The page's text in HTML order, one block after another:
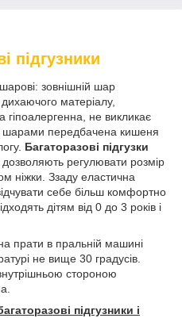
підгузники
зовнішній шар
матеріалу,
гіпоалергенна, не викликає
шарами передбачена кишеня
Багаторазові підгузки
регулювати розмір
ніжки. Ззаду еластична
себе більш комфортно
дітям від 0 до 3 років і
прати в пральній машині
не вище 30 градусів.
стороною
підгузники і